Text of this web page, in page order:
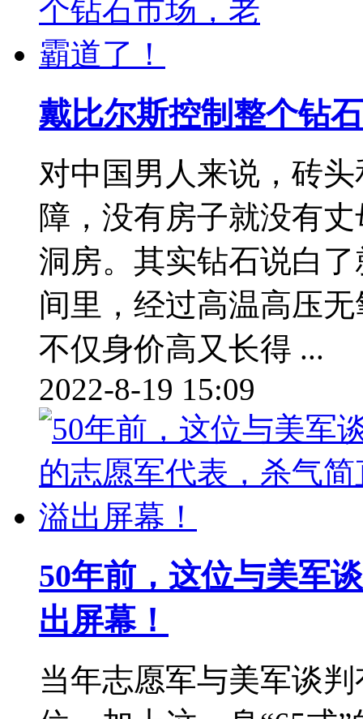
戴比尔斯控制整个钻
对中国男人来说，砖
障，没有房子就没有
洞房。其实钻石说白
间里，经过高温高压
不仅身价高又长得 ...
2022-8-19 15:09
50年前，这位与美军
出屏幕！
当年志愿军与美军谈